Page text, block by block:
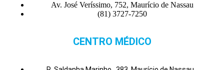
Av. José Veríssimo, 752, Maurício de Nassau
(81) 3727-7250
CENTRO MÉDICO